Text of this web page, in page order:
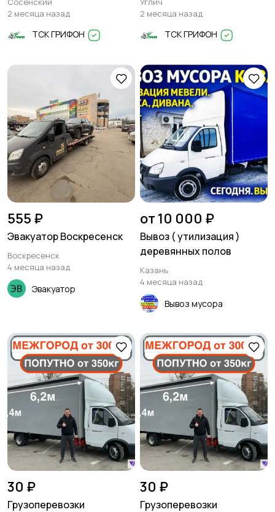
2 месяца назад
ТСК ГРИФОН
2 месяца назад
ТСК ГРИФОН
555 ₽
Эвакуатор Воскресенск
Воскресенск
4 месяца назад
Эвакуатор
от 10 000 ₽
Вывоз ( утилизация )
деревянных полов
Казань
4 месяца назад
Вывоз мусора
30 ₽
Грузоперевозки
30 ₽
Грузоперевозки